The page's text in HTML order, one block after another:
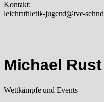
Kontakt:
leichtathletik-jugend@tve-
Michael Rust
Wettkämpfe und Events